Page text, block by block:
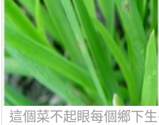
這個菜不起眼每個鄉下